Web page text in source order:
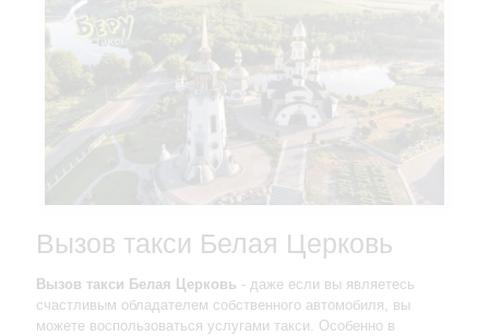
Вызов такси Белая Церковь
Вызов такси Белая Церковь - даже если вы являетесь
счастливым обладателем собственного автомобиля, вы
можете воспользоваться услугами такси. Особенно в